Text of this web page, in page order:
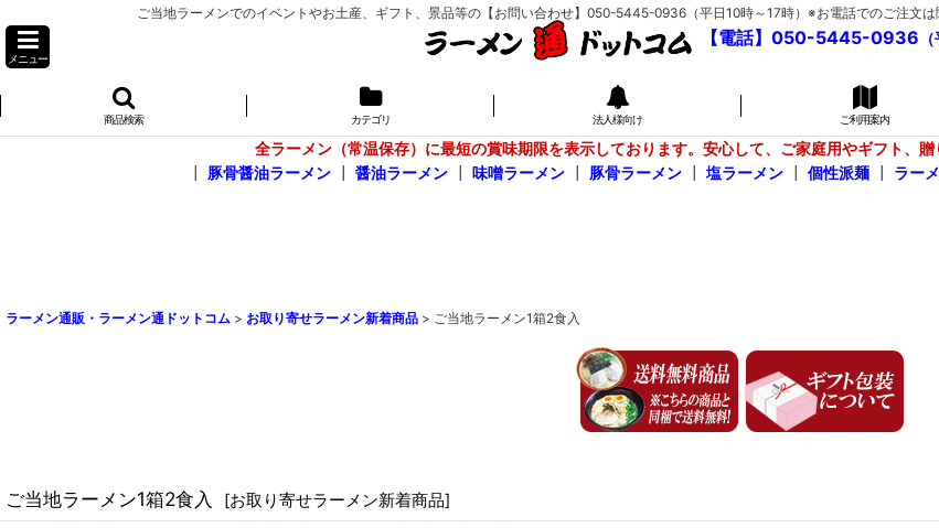
ご当地ラーメンでのイベントやお土産、ギフト、景品等の【お問い合わせ】050-5445-0936（平日10時～17時）※お電話でのご注文
メニュー
【電話】050-5445-0936
商品検索 カテゴリ 法人様向け ご利用案内
全ラーメン（常温保存）に最短の賞味期限を表示しております。安心して、ご家庭用やギフト、贈
豚骨醤油ラーメン 醤油ラーメン 味噌ラーメン 豚骨ラーメン 塩ラーメン 個性派麺 ラー
ラーメン通販・ラーメン通ドットコム > お取り寄せラーメン新着商品 > ご当地ラーメン1箱2食入
ご当地ラーメン1箱2食入 [お取り寄せラーメン新着商品]